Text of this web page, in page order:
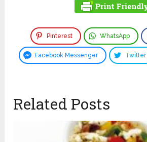
Pinterest WhatsApp
Facebook Messenger Twitter
Related Posts